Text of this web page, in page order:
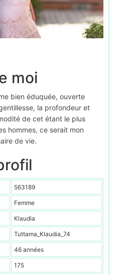
moi
bien éduquée, ouverte
la profondeur et
de cet étant le plus
hommes, ce serait mon
de vie.
563189
Femme
Klaudia
Tuttama_Klaudia_74
46 années
175